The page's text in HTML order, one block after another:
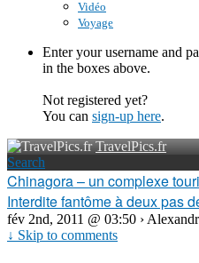
Vidéo
Voyage
Enter your username and
in the boxes above.
Not registered yet?
You can sign-up here.
TravelPics.fr
Search
Chinagora – un complexe
Interdite fantôme à deux pas
fév 2nd, 2011 @ 03:50 ›
↓ Skip to comments